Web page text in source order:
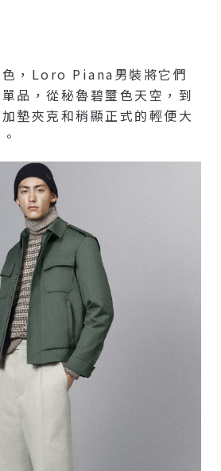
，Loro Piana男裝將它們
品，從秘魯碧璽色天空，到
墊夾克和稍顯正式的輕便大